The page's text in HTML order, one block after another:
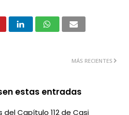
MÁS RECIENTES
estas entradas
del Capítulo 112 de Casi